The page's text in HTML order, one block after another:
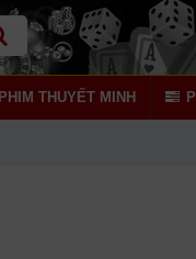
PHIM THUYẾT MINH